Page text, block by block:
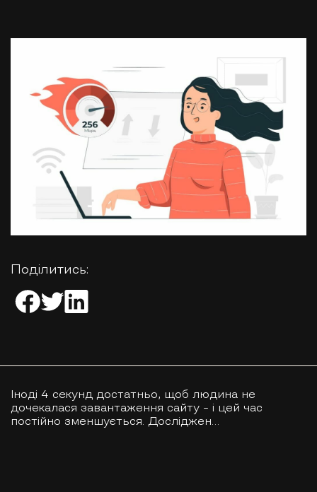
Поділитись:
Іноді 4 секунд достатньо, щоб людина не
дочекалася завантаження сайту – і цей час
постійно зменшується. Досліджен…